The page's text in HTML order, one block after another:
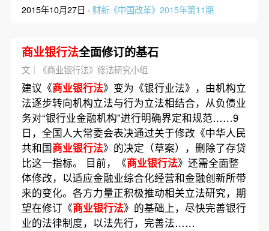
2015年10月27日 · 财新《中国改革》2015年第11期
商业银行法全面修订的基石
文｜《商业银行法》修法研究小组
建议《商业银行法》变为《银行业法》，由机构立
法逐步转向机构立法与行为立法相结合，从负债业
务对“银行业金融机构”进行明确界定和规范……9
日，全国人大常委会表决通过关于修改《中华人民
共和国商业银行法》的决定（草案），删除了存贷
比这一指标。 目前，《商业银行法》还需全面整
体修改，以适应金融业综合化经营和金融创新所带
来的变化。各方力量正积极推动相关立法研究，期
望在修订《商业银行法》的基础上，尽快完善银行
业的法律制度，以法先行，完善法……